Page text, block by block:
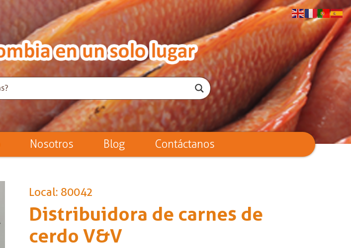
Nosotros Blog Contáctanos
Local: 80042
Distribuidora de carnes de
cerdo V&V